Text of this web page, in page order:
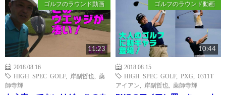
ゴルフのラウンド動画
11:23
2018.08.16
HIGH SPEC GOLF, 岸副哲也
薬
師寺輝
ゴルフのラウンド動画
10:44
2018.08.15
HIGH SPEC GOLF, PXG
0311T
アイアン
岸副哲也 薬師寺輝